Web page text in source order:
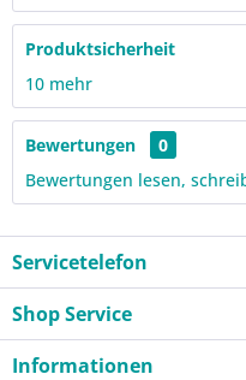
Produktsicherheit
10 mehr
Bewertungen
0
Bewertungen lesen,
Servicetelefon
Shop Service
Informationen